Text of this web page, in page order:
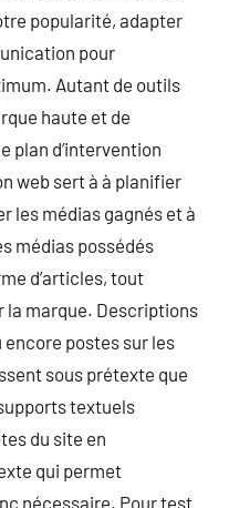
popularité, adapter
pour
Autant de outils
haute et de
plan d’intervention
web sert à à planifier
les médias gagnés et à
médias possédés
d’articles, tout
la marque. Descriptions
postes sur les
sous prétexte que
textuels
du site en
qui permet
nécessaire. Pour test